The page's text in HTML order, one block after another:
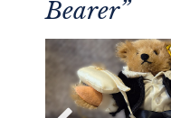
Bearer”